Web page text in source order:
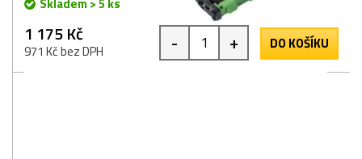
1 175 Kč
971 Kč bez DPH - + DO KOŠÍKU